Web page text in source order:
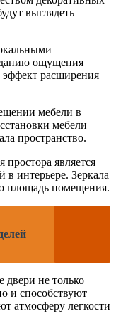
выглядеть
ощущения
расширения
мебели в
мебели
пространство.
является
в интерьере. Зеркала
площадь помещения.
двери не только
и способствуют
атмосферу легкости